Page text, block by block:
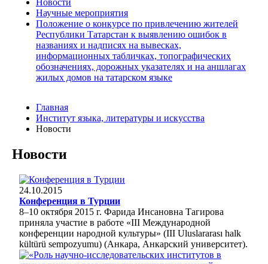
Научные мероприятия
Положение о конкурсе по привлечению жителей
Республики Татарстан к выявлению ошибок в
названиях и надписях на вывесках,
информационных табличках, топографических
обозначениях, дорожных указателях и на аншлагах
жилых домов на татарском языке
Главная
Институт языка, литературы и искусства
Новости
Новости
24.10.2015
Конференция в Турции
8–10 октября 2015 г. Фарида Инсановна Тагирова
приняла участие в работе «III Международной
конференции народной культуры» (III Uluslararası halk
kültürü sempozyumu) (Анкара, Анкарский университет).